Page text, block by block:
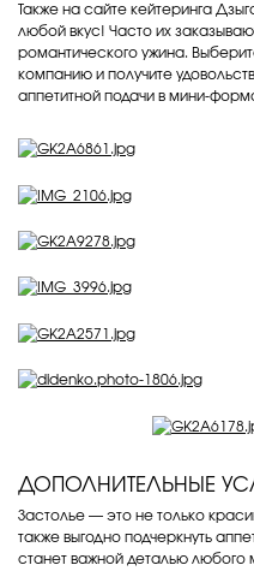
Также на сайте кейтеринга
любой вкус! Часто их
романтического ужина.
компанию и получите
аппетитной подачи в мини-
ДОПОЛНИТЕЛЬНЫЕ
Застолье — это не только
также выгодно подчеркнуть
станет важной деталью любого